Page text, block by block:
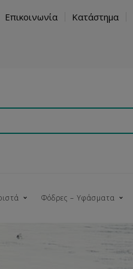
Επικοινωνία Κατάστημα
Φόδρες – Υφάσματα